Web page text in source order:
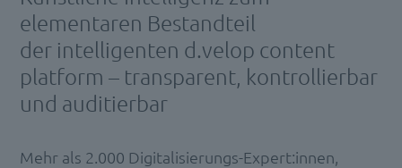
elementaren Bestandteil
der intelligenten d.velop content
platform – transparent, kontrollierbar
und auditierbar
Mehr als 2.000 Digitalisierungs-Expert:innen,